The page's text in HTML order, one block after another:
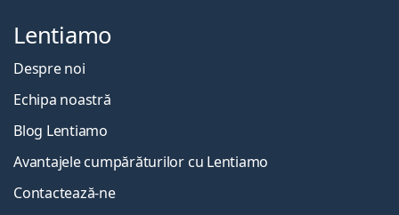
Lentiamo
Despre noi
Echipa noastră
Blog Lentiamo
Avantajele cumpărăturilor cu Lentiamo
Contactează-ne